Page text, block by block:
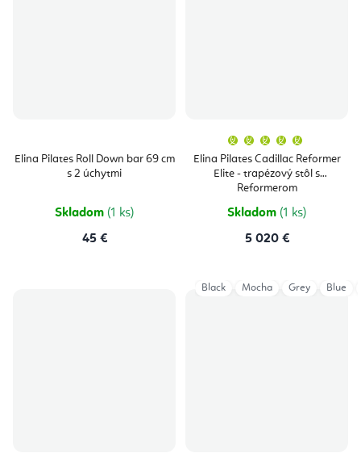
Elina Pilates Roll Down bar 69 cm
s 2 úchytmi
Skladom (1 ks)
45 €
Elina Pilates Cadillac Reformer
Elite - trapézový stôl s
Reformerom
produktu
je
5,0
Skladom (1 ks)
5 020 €
Black Mocha Grey Blue